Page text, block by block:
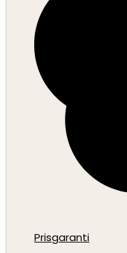
Prisgaranti